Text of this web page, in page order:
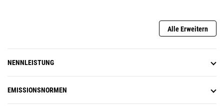
Alle Erweitern
NENNLEISTUNG
EMISSIONSNORMEN